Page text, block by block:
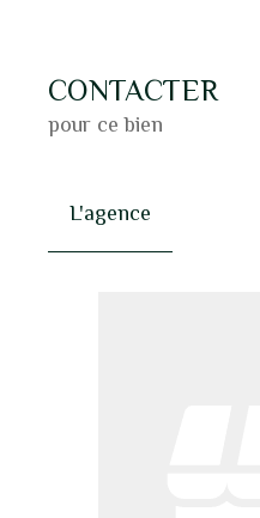
CONTACTER
pour ce bien
L'agence